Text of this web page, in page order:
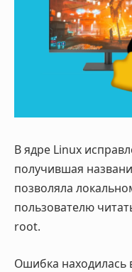
В ядре Linux
получившая
позволяла
пользователю
root.
Ошибка находилась